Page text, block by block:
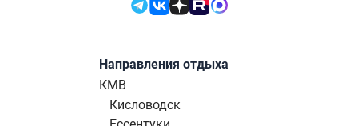
Направления отдыха
КМВ
Кисловодск